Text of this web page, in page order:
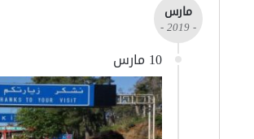
مارس
- 2019 -
10 مارس